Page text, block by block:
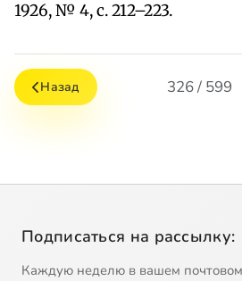
1926, № 4, с. 212–223.
Назад 326 / 599
Подписаться на рассылку:
Каждую неделю в вашем